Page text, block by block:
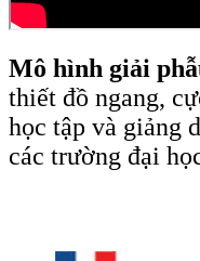
Mô hình giải
thiết đồ ngang,
học tập và giảng
các trường đại